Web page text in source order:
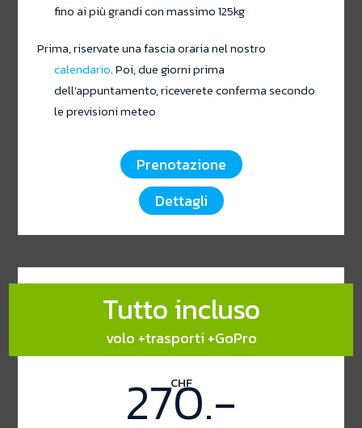
fino ai più grandi con massimo 125kg
Prima, riservate una fascia oraria nel nostro
calendario. Poi, due giorni prima
dell'appuntamento, riceverete conferma secondo
le previsioni meteo
Prenotazione
Dettagli
Tutto incluso
volo +trasporti +GoPro
CHF
270.-